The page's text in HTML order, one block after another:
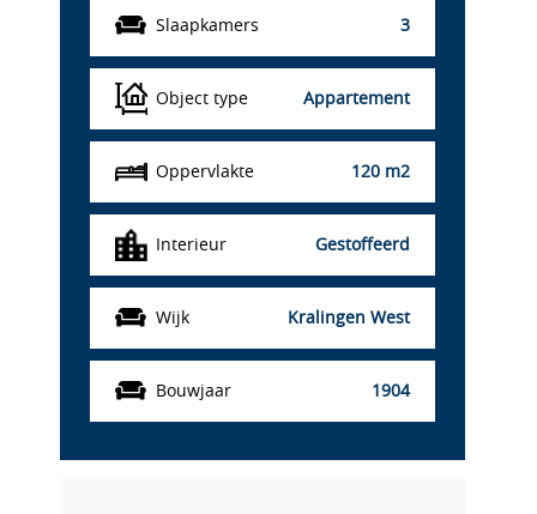
Slaapkamers 3
Object type Appartement
Oppervlakte 120 m2
Interieur Gestoffeerd
Wijk Kralingen West
Bouwjaar 1904